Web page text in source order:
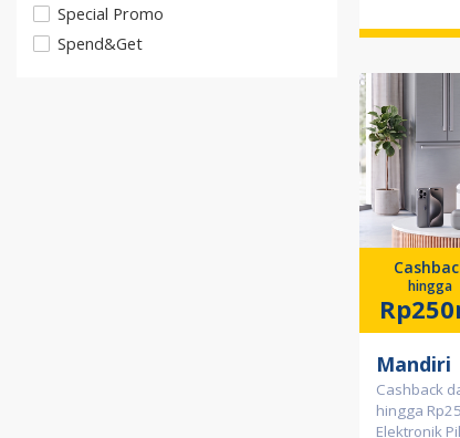
Special Promo
Spend&Get
hingga
Mandiri
Cashback
hingga
Elektronik